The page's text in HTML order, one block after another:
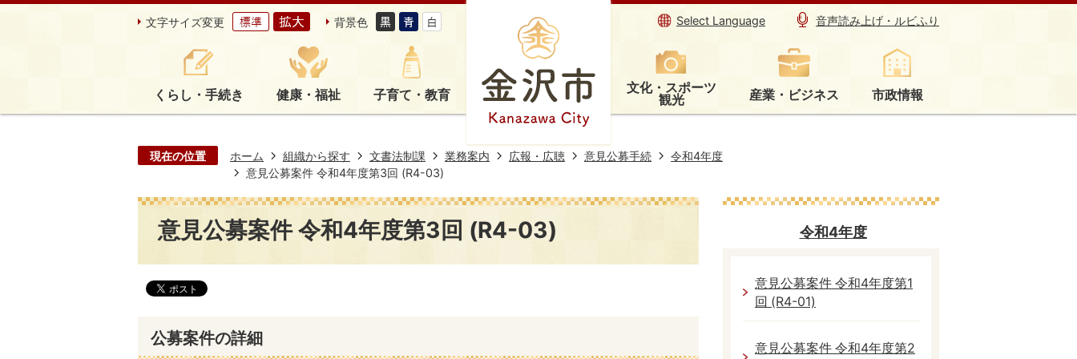
文字サイズ変更 背景色 Select Language 音声読み上げ・ルビふり
くらし・手続き 健康・福祉 子育て・教育 文化・スポーツ
観光 産業・ビジネス 市政情報
現在の位置 ホーム 組織から探す 文書法制課 業務案内 広報・広聴 意見公募手続
令和4年度
意見公募案件 令和4年度第3回 (R4-03)
意見公募案件 令和4年度第3回 (R4-03)
公募案件の詳細
令和4年度
意見公募案件 令和4年度第1
回 (R4-01)
意見公募案件 令和4年度第2